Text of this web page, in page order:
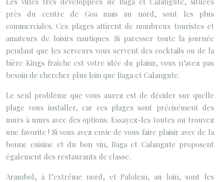
près du centre de Goa mais au nord, sont les plus
commerciales. Ces plages attirent de nombreux touristes et
amateurs de loisirs nautiques. Si paresser toute la journée
pendant que les serveurs vous servent des cocktails ou de la
bière Kings fraîche est votre idée du plaisir, vous n’avez pas
besoin de chercher plus loin que Baga et Calangute.
Le seul problème que vous aurez est de décider sur quelle
plage vous installer, car ces plages sont précisément des
murs à murs avec des options. Essayez-les toutes ou trouvez
une favorite ! Si vous avez envie de vous faire plaisir avec de la
bonne cuisine et du bon vin, Baga et Calangute proposent
également des restaurants de classe.
Arambol, à l’extrême nord, et Palolem, au loin, sont les